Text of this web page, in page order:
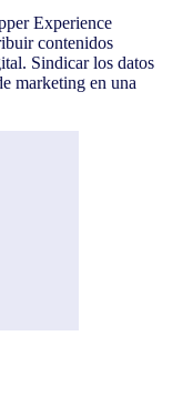
Experience
contenidos
Sindicar los datos
marketing en una